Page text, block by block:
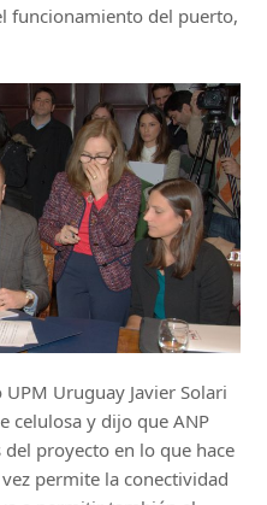
funcionamiento del puerto,
Uruguay Javier Solari
celulosa y dijo que ANP
proyecto en lo que hace
permite la conectividad